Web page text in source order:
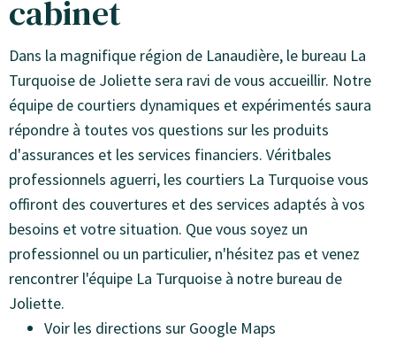
cabinet
Dans la magnifique région de Lanaudière, le bureau La
Turquoise de Joliette sera ravi de vous accueillir. Notre
équipe de courtiers dynamiques et expérimentés saura
répondre à toutes vos questions sur les produits
d'assurances et les services financiers. Véritbales
professionnels aguerri, les courtiers La Turquoise vous
offiront des couvertures et des services adaptés à vos
besoins et votre situation. Que vous soyez un
professionnel ou un particulier, n'hésitez pas et venez
rencontrer l'équipe La Turquoise à notre bureau de
Joliette.
Voir les directions sur Google Maps